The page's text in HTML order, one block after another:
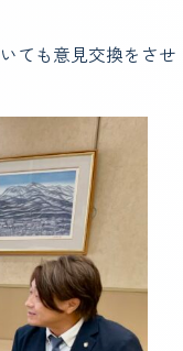
ても意見交換をさせ